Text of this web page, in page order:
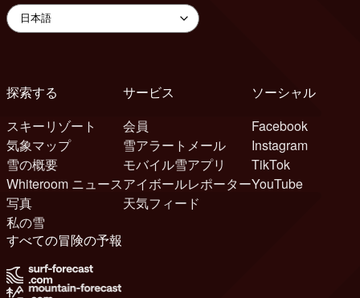
探索する
スキーリゾート
気象マップ
雪の概要
Whiteroom ニュース
写真
私の雪
サービス
会員
雪アラートメール
モバイル雪アプリ
アイボールレポーター
天気フィード
ソーシャル
Facebook
Instagram
TikTok
YouTube
すべての冒険の予報